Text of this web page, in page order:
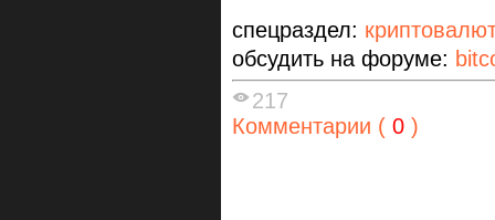
спецраздел:
обсудить на форуме:
217
Комментарии ( 0 )